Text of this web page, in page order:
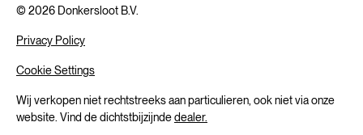
Wij verkopen niet rechtstreeks aan particulieren, ook niet via onze
website. Vind de dichtstbijzijndedealer.
Privacy Policy
Cookie Settings
©2026 Donkersloot B.V.